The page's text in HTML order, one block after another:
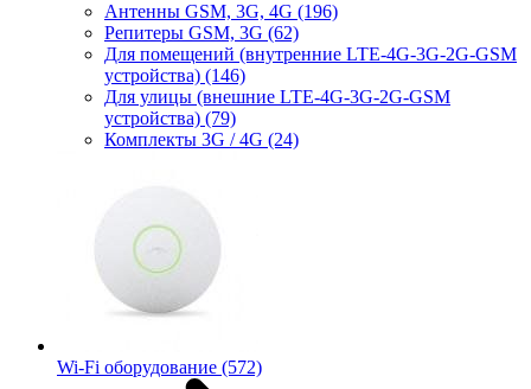
Антенны GSM, 3G, 4G (196)
Репитеры GSM, 3G (62)
Для помещений (внутренние LTE-4G-3G-2G-GSM
устройства) (146)
Для улицы (внешние LTE-4G-3G-2G-GSM
устройства) (79)
Комплекты 3G / 4G (24)
Wi-Fi оборудование (572)